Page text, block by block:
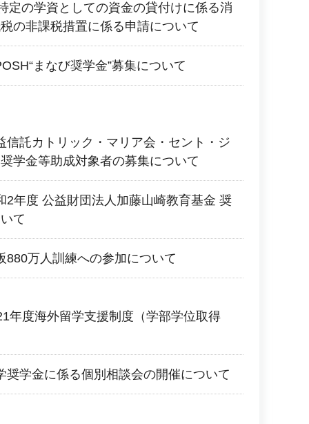
の学資としての資金の貸付けに係る消
の非課税措置に係る申請について
まなび奨学金”募集について
信託カトリック・マリア会・セント・ジ
学金等助成対象者の募集について
2年度 公益財団法人加藤山崎教育基金 奨
て
880万人訓練への参加について
年度海外留学支援制度（学部学位取得
奨学金に係る個別相談会の開催について